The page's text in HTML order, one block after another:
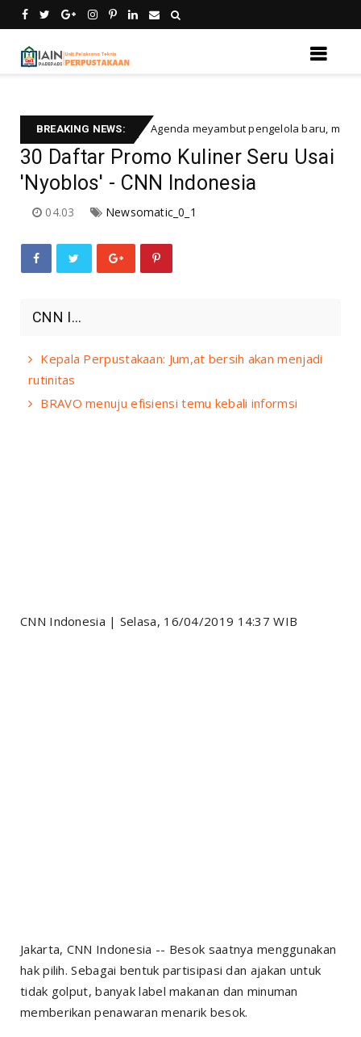
BREAKING NEWS:
perpustakaan Agenda meyambut pengelola baru,
30 Daftar Promo Kuliner Seru Usai
'Nyoblos' - CNN Indonesia
04.03 Newsomatic_0_1
CNN I...
Kepala Perpustakaan: Jum,at bersih akan menjadi
rutinitas
BRAVO menuju efisiensi temu kebali informsi
CNN Indonesia | Selasa, 16/04/2019 14:37 WIB
Jakarta, CNN Indonesia -- Besok saatnya menggunakan
hak pilih. Sebagai bentuk partisipasi dan ajakan untuk
tidak golput, banyak label makanan dan minuman
memberikan penawaran menarik besok.